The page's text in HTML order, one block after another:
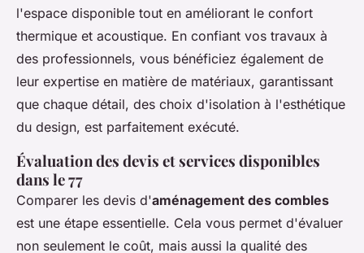
l'espace disponible tout en améliorant le confort
thermique et acoustique. En confiant vos travaux à
des professionnels, vous bénéficiez également de
leur expertise en matière de matériaux, garantissant
que chaque détail, des choix d'isolation à l'esthétique
du design, est parfaitement exécuté.
Évaluation des devis et services disponibles
dans le 77
Comparer les devis d'aménagement des combles
est une étape essentielle. Cela vous permet d'évaluer
non seulement le coût, mais aussi la qualité des